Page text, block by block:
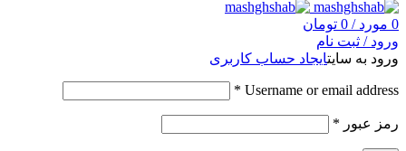
0 مورد /
0 تومان
ورود / ثبت نام
ورود به سایتایجاد حساب کاربری
Username or email address
*
رمز عبور *